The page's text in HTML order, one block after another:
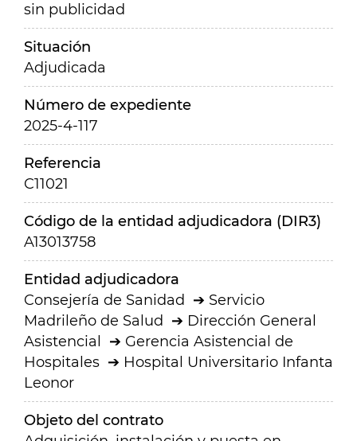
sin publicidad
Situación
Adjudicada
Número de expediente
2025-4-117
Referencia
C11021
Código de la entidad adjudicadora (DIR3)
A13013758
Entidad adjudicadora
Consejería de Sanidad
Servicio
Madrileño de Salud
Dirección General
Asistencial
Gerencia Asistencial de
Hospitales
Hospital Universitario Infanta
Leonor
Objeto del contrato